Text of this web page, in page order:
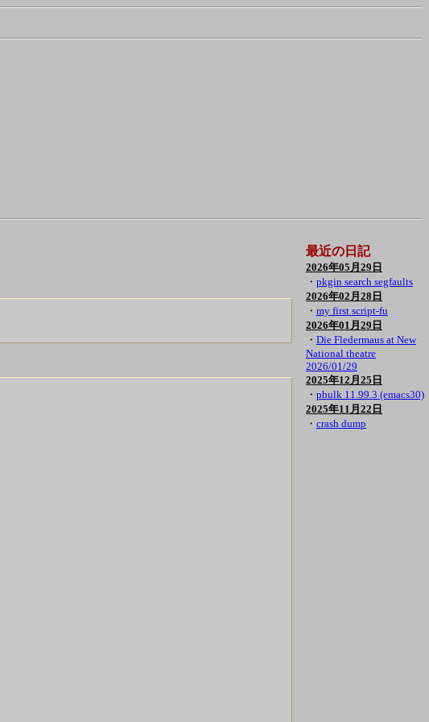
最近の日記
2026年05月29日
・ pkgin search segfaults
2026年02月28日
・ my first script-fu
2026年01月29日
・ Die Fledermaus at New
National theatre
2026/01/29
2025年12月25日
・ pbulk 11.99.3 (emacs30)
2025年11月22日
・ crash dump